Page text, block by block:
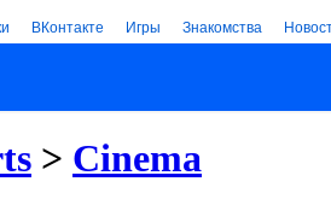
ВКонтакте Игры Знакомства
> Cinema